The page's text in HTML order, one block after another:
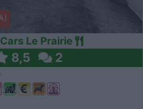
Le Prairie
8,5 2